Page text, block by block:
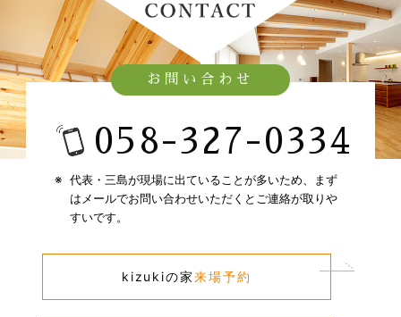
お問い合わせ
058-327-0334​
代表・三島が現場に出ていることが多いため、​ まず
はメールでお問い合わせいただくとご連絡が取りや
すいです。​
kizukiの家​来場予約​